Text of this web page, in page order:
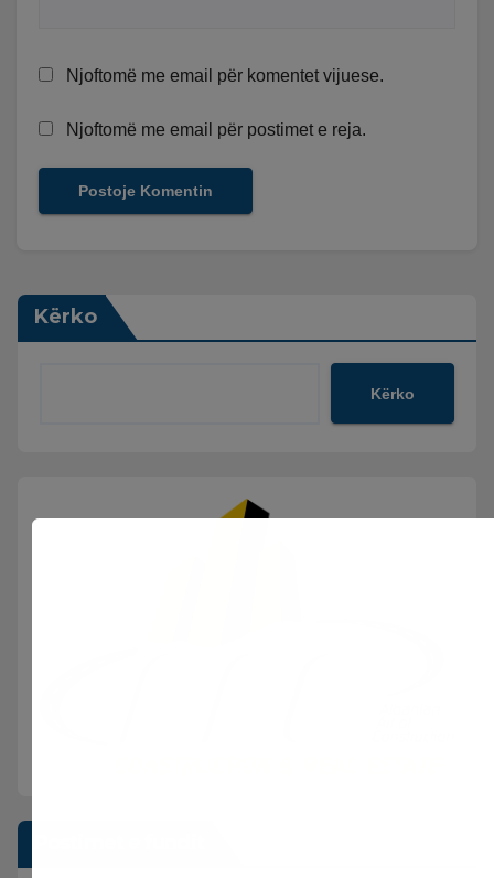
Njoftomë me email për komentet vijuese.
Njoftomë me email për postimet e reja.
Kërko
Kërko